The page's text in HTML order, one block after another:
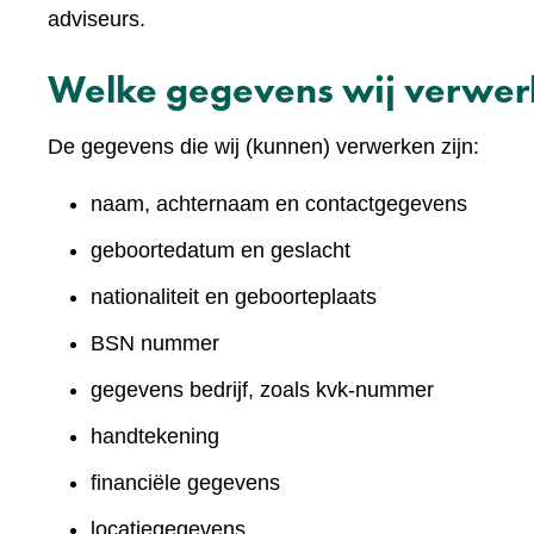
adviseurs.
Welke gegevens wij
De gegevens die wij (kunnen) verwerken zijn:
naam, achternaam en contactgegevens
geboortedatum en geslacht
nationaliteit en geboorteplaats
BSN nummer
gegevens bedrijf, zoals kvk-nummer
handtekening
financiële gegevens
locatiegegevens